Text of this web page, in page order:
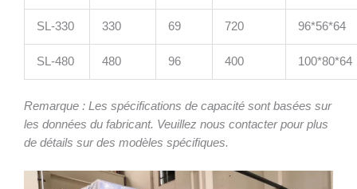
SL-330 330 69 720 96*56*64
SL-480 480 96 400 100*80*64
Remarque : Les spécifications de capacité sont basées sur
les données du fabricant. Veuillez nous contacter pour plus
de détails sur des modèles spécifiques.